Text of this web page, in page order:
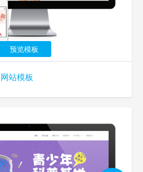
预览模板
站模板